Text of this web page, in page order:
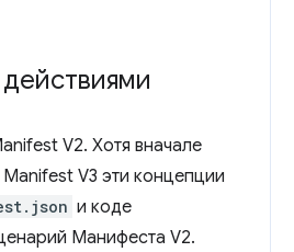
V2. Хотя вначале
V3 эти концепции
и коде
Манифеста V2.